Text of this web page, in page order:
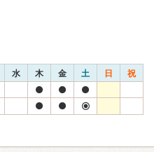
水 木 金 土 日 祝